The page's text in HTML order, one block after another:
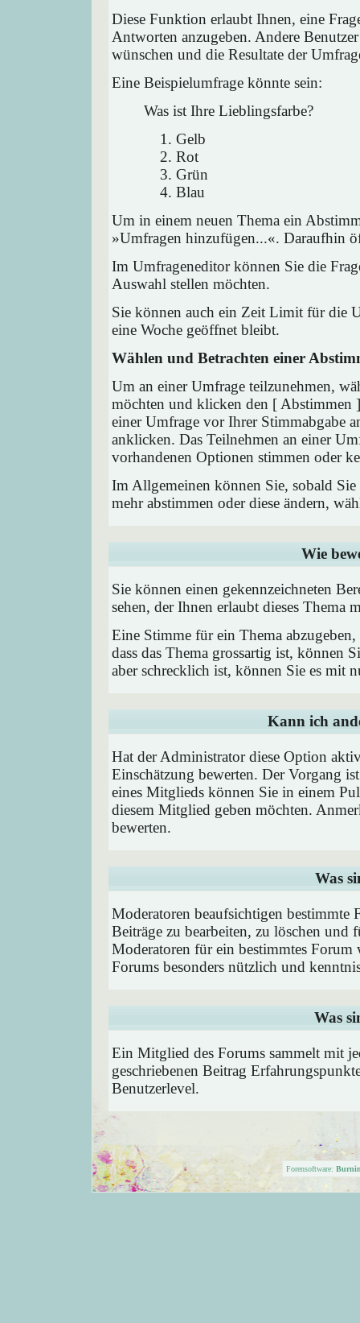
Diese Funktion erlaubt Ihnen, eine
Antworten anzugeben. Andere
wünschen und die Resultate der
Eine Beispielumfrage könnte sein:
Was ist Ihre Lieblingsfarbe?
Gelb
Rot
Grün
Blau
Um in einem neuen Thema ein
»Umfragen hinzufügen...«. Daraufhin
Im Umfrageneditor können Sie die
Auswahl stellen möchten.
Sie können auch ein Zeit Limit für die
eine Woche geöffnet bleibt.
Wählen und Betrachten einer
Um an einer Umfrage teilzunehmen,
möchten und klicken den [ Abstimmen
einer Umfrage vor Ihrer Stimmabgabe
anklicken. Das Teilnehmen an einer
vorhandenen Optionen stimmen oder
Im Allgemeinen können Sie, sobald
mehr abstimmen oder diese ändern,
Wie
Sie können einen gekennzeichneten
sehen, der Ihnen erlaubt dieses Thema
Eine Stimme für ein Thema
dass das Thema grossartig ist, können
aber schrecklich ist, können Sie es mit
Kann ich
Hat der Administrator diese Option
Einschätzung bewerten. Der Vorgang
eines Mitglieds können Sie in einem
diesem Mitglied geben möchten.
bewerten.
Was
Moderatoren beaufsichtigen
Beiträge zu bearbeiten, zu löschen und
Moderatoren für ein bestimmtes Forum
Forums besonders nützlich und
Was
Ein Mitglied des Forums sammelt mit
geschriebenen Beitrag
Benutzerlevel.
Forensoftware: